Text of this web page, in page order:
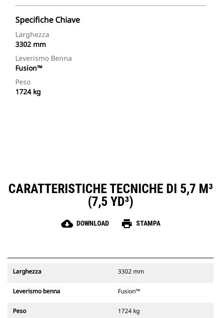
Specifiche Chiave
Larghezza
3302 mm
Leverismo Benna
Fusion™
Peso
1724 kg
CARATTERISTICHE TECNICHE DI 5,7 M³
(7,5 YD³)
cloud_download DOWNLOAD print STAMPA
Larghezza 3302 mm
Leverismo benna Fusion™
Peso 1724 kg